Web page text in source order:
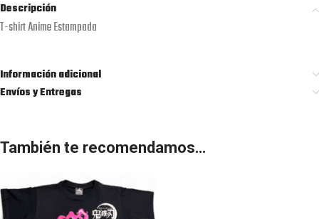
Descripción
T-shirt Anime Estampada
Información adicional
Envíos y Entregas
También te recomendamos…